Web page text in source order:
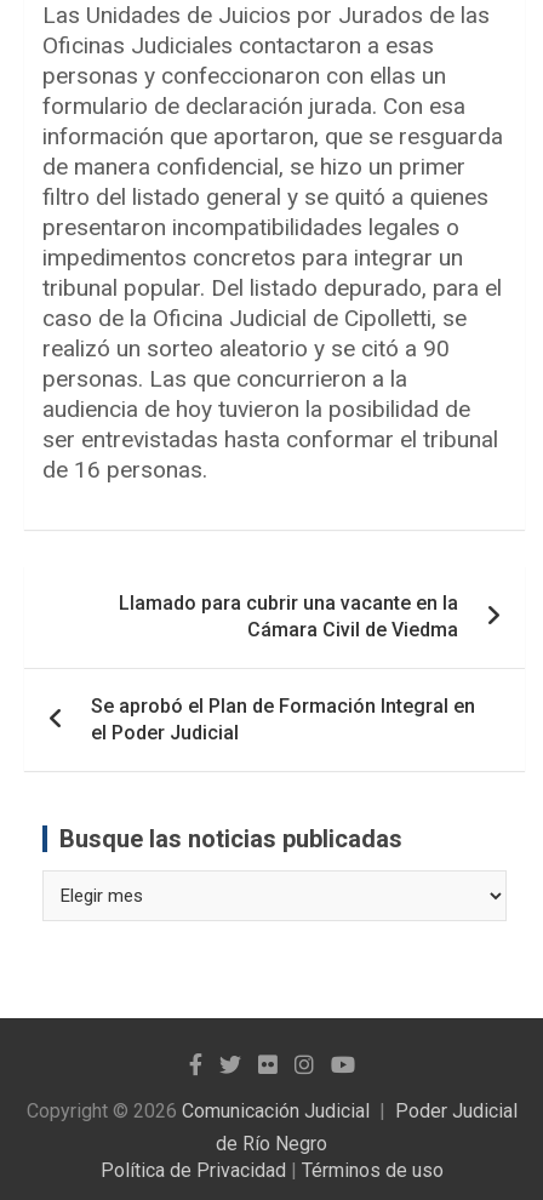
Las Unidades de Juicios por Jurados de las
Oficinas Judiciales contactaron a esas
personas y confeccionaron con ellas un
formulario de declaración jurada. Con esa
información que aportaron, que se resguarda
de manera confidencial, se hizo un primer
filtro del listado general y se quitó a quienes
presentaron incompatibilidades legales o
impedimentos concretos para integrar un
tribunal popular. Del listado depurado, para el
caso de la Oficina Judicial de Cipolletti, se
realizó un sorteo aleatorio y se citó a 90
personas. Las que concurrieron a la
audiencia de hoy tuvieron la posibilidad de
ser entrevistadas hasta conformar el tribunal
de 16 personas.
Llamado para cubrir una vacante en la
Cámara Civil de Viedma
Se aprobó el Plan de Formación Integral en
el Poder Judicial
Busque las noticias publicadas
las
Copyright © 2026 Comunicación Judicial
Poder Judicial
de Río Negro
Política de Privacidad
Términos de uso